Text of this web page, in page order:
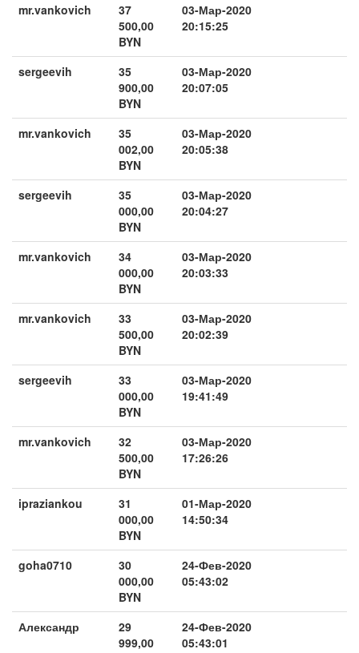
mr.vankovich
37
500,00
BYN
03-Мар-2020
20:15:25
sergeevih
35
900,00
BYN
03-Мар-2020
20:07:05
mr.vankovich
35
002,00
BYN
03-Мар-2020
20:05:38
sergeevih
35
000,00
BYN
03-Мар-2020
20:04:27
mr.vankovich
34
000,00
BYN
03-Мар-2020
20:03:33
mr.vankovich
33
500,00
BYN
03-Мар-2020
20:02:39
sergeevih
33
000,00
BYN
03-Мар-2020
19:41:49
mr.vankovich
32
500,00
BYN
03-Мар-2020
17:26:26
ipraziankou
31
000,00
BYN
01-Мар-2020
14:50:34
goha0710
30
000,00
BYN
24-Фев-2020
05:43:02
Александр
29
999,00
24-Фев-2020
05:43:01